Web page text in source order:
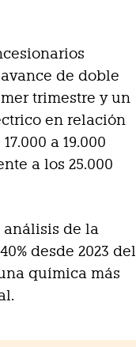
de doble
trimestre y un
en relación
a 19.000
a los 25.000
análisis de la
desde 2023 del
química más